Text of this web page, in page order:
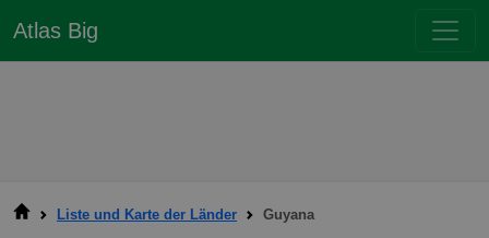
Atlas Big
Liste und Karte der Länder Guyana